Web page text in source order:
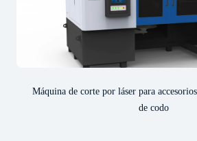
Máquina de corte por láser para
de codo